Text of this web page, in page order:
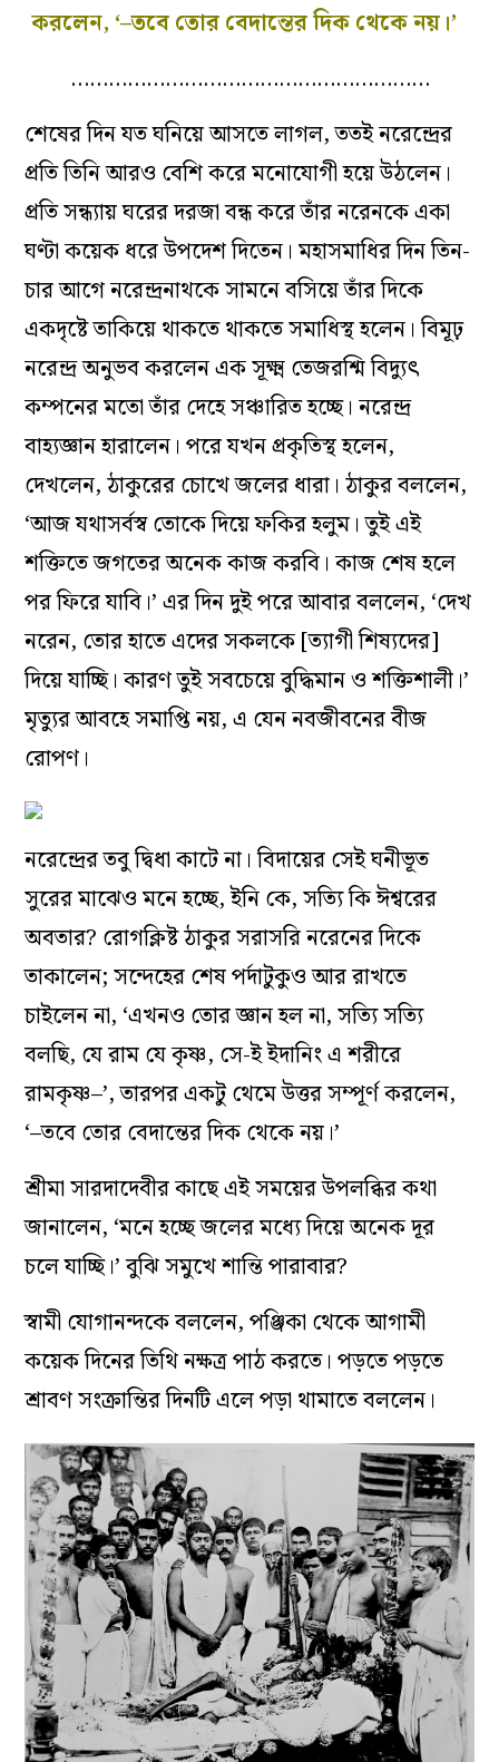
করলেন, ‘–তবে তোর বেদান্তের দিক থেকে নয়।’
…………………………………………………
শেষের দিন যত ঘনিয়ে আসতে লাগল, ততই নরেন্দ্রের
প্রতি তিনি আরও বেশি করে মনোযোগী হয়ে উঠলেন।
প্রতি সন্ধ্যায় ঘরের দরজা বন্ধ করে তাঁর নরেনকে একা
ঘণ্টাকয়েক ধরে উপদেশ দিতেন। মহাসমাধির দিন তিন-
চার আগে নরেন্দ্রনাথকে সামনে বসিয়ে তাঁর দিকে
একদৃষ্টে তাকিয়ে থাকতে থাকতে সমাধিস্থ হলেন। বিমূঢ়
নরেন্দ্র অনুভব করলেন এক সূক্ষ্ম তেজরশ্মি বিদ্যুৎ
কম্পনের মতো তাঁর দেহে সঞ্চারিত হচ্ছে। নরেন্দ্র
বাহ্যজ্ঞান হারালেন। পরে যখন প্রকৃতিস্থ হলেন,
দেখলেন, ঠাকুরের চোখে জলের ধারা। ঠাকুর বললেন,
‘আজ যথাসর্বস্ব তোকে দিয়ে ফকির হলুম। তুই এই
শক্তিতে জগতের অনেক কাজ করবি। কাজ শেষ হলে
পর ফিরে যাবি।’ এর দিন দুই পরে আবার বললেন, ‘দেখ
নরেন, তোর হাতে এদের সকলকে [ত্যাগী শিষ্যদের]
দিয়ে যাচ্ছি। কারণ তুই সবচেয়ে বুদ্ধিমান ও শক্তিশালী।’
মৃত্যুর আবহে সমাপ্তি নয়, এ যেন নবজীবনের বীজ
রোপণ।
নরেন্দ্রের তবু দ্বিধা কাটে না। বিদায়ের সেই ঘনীভূত
সুরের মাঝেও মনে হচ্ছে, ইনি কে, সত্যি কি ঈশ্বরের
অবতার? রোগক্লিষ্ট ঠাকুর সরাসরি নরেনের দিকে
তাকালেন; সন্দেহের শেষ পর্দাটুকুও আর রাখতে
চাইলেন না, ‘এখনও তোর জ্ঞান হল না, সত্যি সত্যি
বলছি, যে রাম যে কৃষ্ণ, সে-ই ইদানিং এ শরীরে
রামকৃষ্ণ–’, তারপর একটু থেমে উত্তর সম্পূর্ণ করলেন,
‘–তবে তোর বেদান্তের দিক থেকে নয়।’
শ্রীমা সারদাদেবীর কাছে এই সময়ের উপলব্ধির কথা
জানালেন, ‘মনে হচ্ছে জলের মধ্যে দিয়ে অনেক দূর
চলে যাচ্ছি।’ বুঝি সমুখে শান্তি পারাবার?
স্বামী যোগানন্দকে বললেন, পঞ্জিকা থেকে আগামী
কয়েক দিনের তিথি নক্ষত্র পাঠ করতে। পড়তে পড়তে
শ্রাবণ সংক্রান্তির দিনটি এলে পড়া থামাতে বললেন।